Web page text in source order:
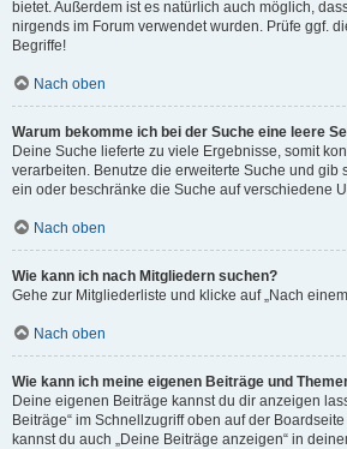
bietet. Außerdem ist es natürlich auch möglich,
nirgends im Forum verwendet wurden. Prüfe ggf.
Begriffe!
Nach oben
Warum bekomme ich bei der Suche eine leere
Deine Suche lieferte zu viele Ergebnisse, somit
verarbeiten. Benutze die erweiterte Suche und gib
ein oder beschränke die Suche auf verschiedene
Nach oben
Wie kann ich nach Mitgliedern suchen?
Gehe zur Mitgliederliste und klicke auf „Nach
Nach oben
Wie kann ich meine eigenen Beiträge und
Deine eigenen Beiträge kannst du dir anzeigen
Beiträge“ im Schnellzugriff oben auf der
kannst du auch „Deine Beiträge anzeigen“ in